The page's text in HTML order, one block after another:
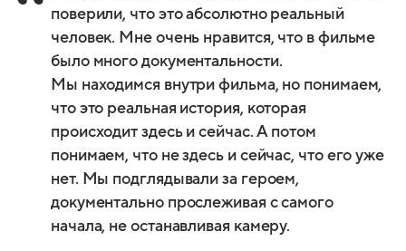
поверили, что это абсолютно реальный
человек. Мне очень нравится, что в фильме
было много документальности.
Мы находимся внутри фильма, но понимаем,
что это реальная история, которая
происходит здесь и сейчас. А потом
понимаем, что не здесь и сейчас, что его уже
нет. Мы подглядывали за героем,
документально прослеживая с самого
начала, не останавливая камеру.